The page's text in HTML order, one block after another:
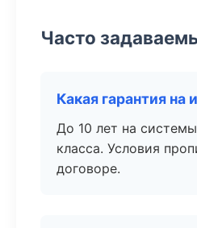
Часто
Какая гарантия на
До 10 лет на
класса. Условия
договоре.